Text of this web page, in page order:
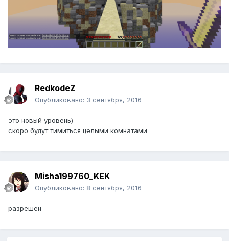
RedkodeZ
Опубликовано: 3 сентября, 2016
это новый уровень)
скоро будут тимиться целыми комнатами
Misha199760_KEK
Опубликовано: 8 сентября, 2016
разрешен